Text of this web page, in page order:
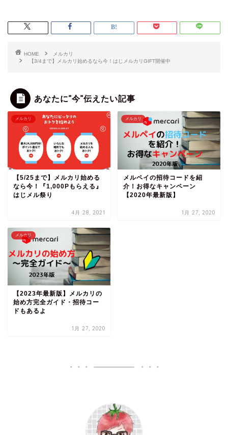
HOME
メルカリ
【3/4まで】メルカリ始めるなら今！はじメルカリGIFT開催中
あなたに”今”伝えたい記事
メルカリ
【5/25まで】メルカリ始める
なら今！『1,000Pもらえる』
はじメル祭り
4月 28, 2021
メルカリ
メルペイの招待コードを紹
介！お得なキャンペーン
【2020年最新版】
1月 27, 2020
メルカリ
【2023年最新版】メルカリの
始め方完全ガイド・招待コー
ドもあるよ
1月 27, 2020